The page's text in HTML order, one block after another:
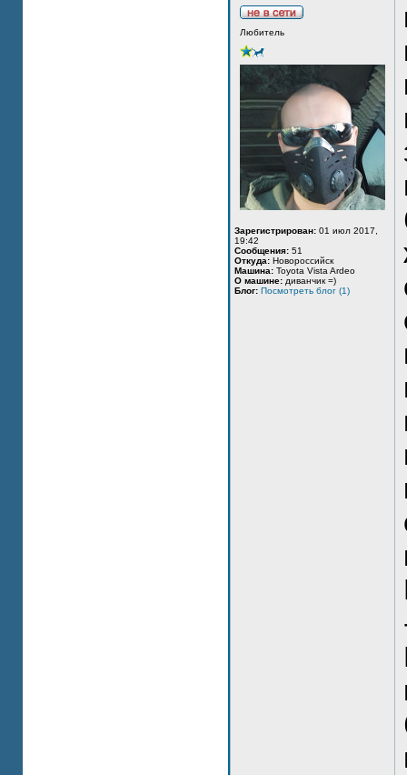
Любитель
Зарегистрирован: 01 июл 2017,
19:42
Сообщения: 51
Откуда: Новороссийск
Машина: Toyota Vista Ardeo
О машине: диванчик =)
Блог: Посмотреть блог (1)